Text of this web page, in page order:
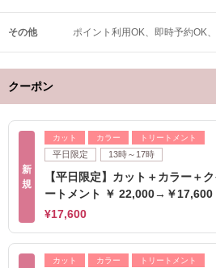
その他 ポイント利用OK 即時予約OK
クーポン
新
規
カット カラー トリートメント
平日限定 13時～17時
【平日限定】カット＋カラー＋
ートメント ￥ 22,000→￥17,600
¥17,600
カット カラー トリートメント